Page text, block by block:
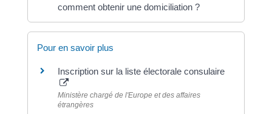
comment obtenir une domiciliation ?
Pour en savoir plus
Inscription sur la liste électorale consulaire
Ministère chargé de l'Europe et des affaires
étrangères